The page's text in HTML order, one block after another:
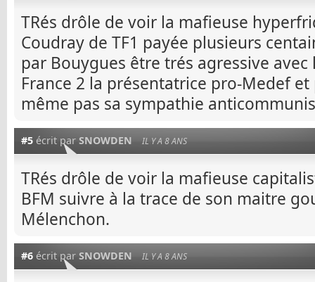
TRés drôle de voir la mafieuse
Coudray de TF1 payée plusieurs
par Bouygues être trés agressive
France 2 la présentatrice pro-Medef
même pas sa sympathie
#5 écrit par SNOWDEN IL Y A 8 ANS
TRés drôle de voir la mafieuse
BFM suivre à la trace de son maitre
Mélenchon.
#6 écrit par SNOWDEN IL Y A 8 ANS